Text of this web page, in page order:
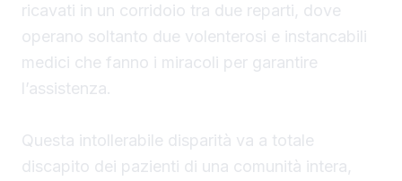
ricavati in un corridoio tra due reparti, dove
operano soltanto due volenterosi e instancabili
medici che fanno i miracoli per garantire
l’assistenza.
Questa intollerabile disparità va a totale
discapito dei pazienti di una comunità intera,